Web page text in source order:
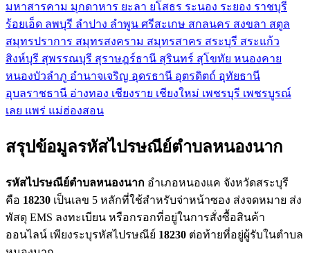
มหาสารคาม มุกดาหาร ยะลา ยโสธร ระนอง ระยอง ราชบุรี
ร้อยเอ็ด ลพบุรี ลำปาง ลำพูน ศรีสะเกษ สกลนคร สงขลา สตูล
สมุทรปราการ สมุทรสงคราม สมุทรสาคร สระบุรี สระแก้ว
สิงห์บุรี สุพรรณบุรี สุราษฎร์ธานี สุรินทร์ สุโขทัย หนองคาย
หนองบัวลำภู อำนาจเจริญ อุดรธานี อุตรดิตถ์ อุทัยธานี
อุบลราชธานี อ่างทอง เชียงราย เชียงใหม่ เพชรบุรี เพชรบูรณ์
เลย แพร่ แม่ฮ่องสอน
สรุปข้อมูลรหัสไปรษณีย์ตำบลหนองนาก
รหัสไปรษณีย์ตำบลหนองนาก อำเภอหนองแค จังหวัดสระบุรี
คือ 18230 เป็นเลข 5 หลักที่ใช้สำหรับจ่าหน้าซอง ส่งจดหมาย ส่ง
พัสดุ EMS ลงทะเบียน หรือกรอกที่อยู่ในการสั่งซื้อสินค้า
ออนไลน์ เพียงระบุรหัสไปรษณีย์ 18230 ต่อท้ายที่อยู่ผู้รับในตำบล